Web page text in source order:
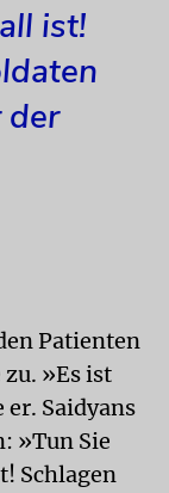
ist!
der
Patienten
»Es ist
Saidyans
»Tun Sie
Schlagen